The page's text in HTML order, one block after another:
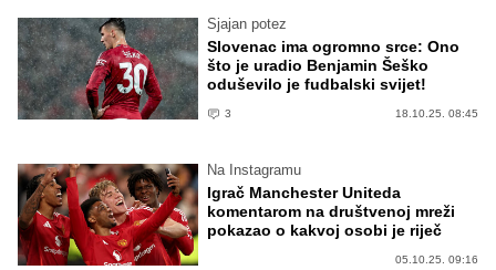
Sjajan potez
Slovenac ima ogromno srce: Ono
što je uradio Benjamin Šeško
oduševilo je fudbalski svijet!
3 18.10.25. 08:45
Na Instagramu
Igrač Manchester Uniteda
komentarom na društvenoj mreži
pokazao o kakvoj osobi je riječ
05.10.25. 09:16